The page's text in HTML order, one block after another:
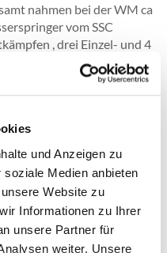
und Anzeigen zu
Medien anbieten
Website zu
Informationen zu Ihrer
unsere Partner für
weiter. Unsere
nahmen bei der WM ca
vom SSC
, drei Einzel- und 4
beiden Tagen
der jungen Trainerin
mit jeweils 2 Medaillen
und Silber . Danke
synchron- Tag wurden
Konkurrenz vom 3
letzten Sprung
gewesen.
auf den Turm - eine der
Kopf an Kopf Rennen bis